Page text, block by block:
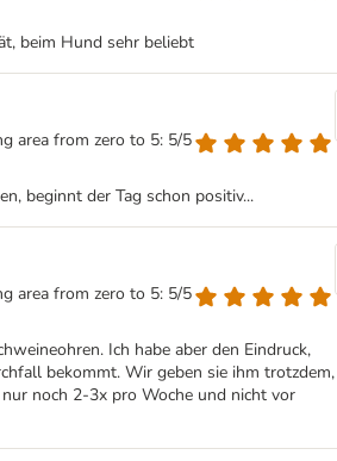
beim Hund sehr beliebt
area from zero to 5: 5/5
beginnt der Tag schon positiv...
area from zero to 5: 5/5
Ich habe aber den Eindruck,
bekommt. Wir geben sie ihm trotzdem,
noch 2-3x pro Woche und nicht vor